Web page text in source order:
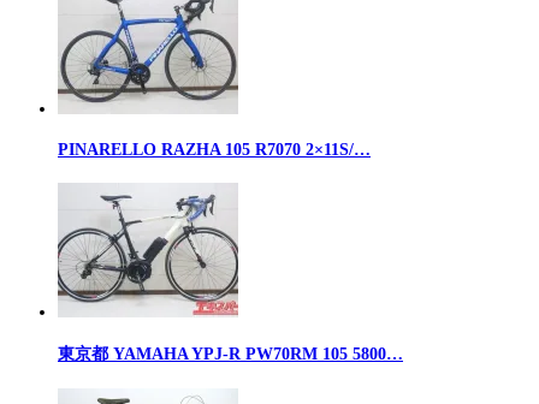
PINARELLO RAZHA 105 R7070 2×11S/…
東京都 YAMAHA YPJ-R PW70RM 105 5800…